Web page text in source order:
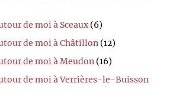
de moi à Sceaux(6)
de moi à Châtillon (12)
de moi à Meudon (16)
de moi à Verrières-le-Buisson